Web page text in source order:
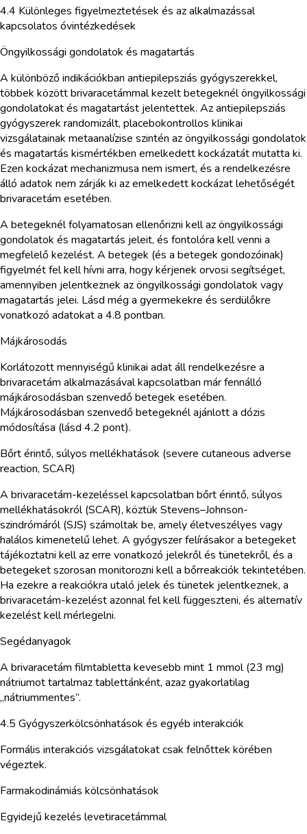
4.4 Különleges figyelmeztetések és az alkalmazással
kapcsolatos óvintézkedések
Öngyilkossági gondolatok és magatartás
A különböző indikációkban antiepilepsziás gyógyszerekkel,
többek között brivaracetámmal kezelt betegeknél öngyilkossági
gondolatokat és magatartást jelentettek. Az antiepilepsziás
gyógyszerek randomizált, placebokontrollos klinikai
vizsgálatainak metaanalízise szintén az öngyilkossági gondolatok
és magatartás kismértékben emelkedett kockázatát mutatta ki.
Ezen kockázat mechanizmusa nem ismert, és a rendelkezésre
álló adatok nem zárják ki az emelkedett kockázat lehetőségét
brivaracetám esetében.
A betegeknél folyamatosan ellenőrizni kell az öngyilkossági
gondolatok és magatartás jeleit, és fontolóra kell venni a
megfelelő kezelést. A betegek (és a betegek gondozóinak)
figyelmét fel kell hívni arra, hogy kérjenek orvosi segítséget,
amennyiben jelentkeznek az öngyilkossági gondolatok vagy
magatartás jelei. Lásd még a gyermekekre és serdülőkre
vonatkozó adatokat a 4.8 pontban.
Májkárosodás
Korlátozott mennyiségű klinikai adat áll rendelkezésre a
brivaracetám alkalmazásával kapcsolatban már fennálló
májkárosodásban szenvedő betegek esetében.
Májkárosodásban szenvedő betegeknél ajánlott a dózis
módosítása (lásd 4.2 pont).
Bőrt érintő, súlyos mellékhatások (severe cutaneous adverse
reaction, SCAR)
A brivaracetám-kezeléssel kapcsolatban bőrt érintő, súlyos
mellékhatásokról (SCAR), köztük Stevens–Johnson-
szindrómáról (SJS) számoltak be, amely életveszélyes vagy
halálos kimenetelű lehet. A gyógyszer felírásakor a betegeket
tájékoztatni kell az erre vonatkozó jelekről és tünetekről, és a
betegeket szorosan monitorozni kell a bőrreakciók tekintetében.
Ha ezekre a reakciókra utaló jelek és tünetek jelentkeznek, a
brivaracetám-kezelést azonnal fel kell függeszteni, és alternatív
kezelést kell mérlegelni.
Segédanyagok
A brivaracetám filmtabletta kevesebb mint 1 mmol (23 mg)
nátriumot tartalmaz tablettánként, azaz gyakorlatilag
„nátriummentes”.
4.5 Gyógyszerkölcsönhatások és egyéb interakciók
Formális interakciós vizsgálatokat csak felnőttek körében
végeztek.
Farmakodinámiás kölcsönhatások
Egyidejű kezelés levetiracetámmal